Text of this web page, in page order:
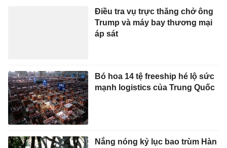
Điều tra vụ trực thăng chở ông
Trump và máy bay thương mại
áp sát
Bó hoa 14 tệ freeship hé lộ sức
mạnh logistics của Trung Quốc
Nắng nóng kỷ lục bao trùm Hàn